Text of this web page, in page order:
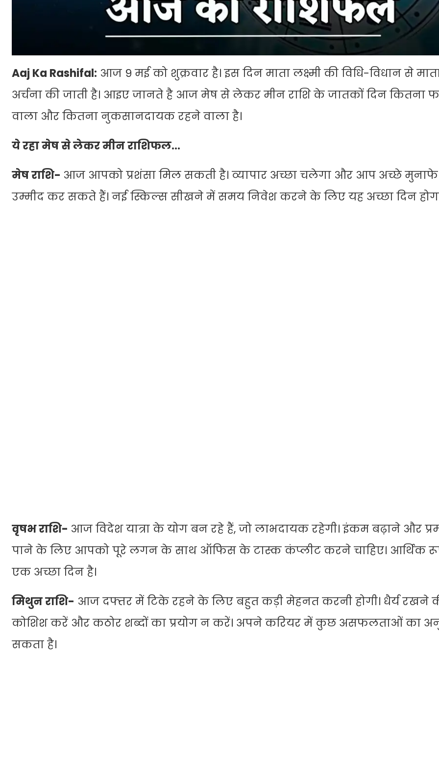
Aaj Ka Rashifal: आज 9 मई को शुक्रवार है। इस दिन माता लक्ष्मी की विधि-विधान से
अर्चना की जाती है। आइए जानते है आज मेष से लेकर मीन राशि के जातकों दिन कितना
वाला और कितना नुकसानदायक रहने वाला है।
ये रहा मेष से लेकर मीन राशिफल…
मेष राशि- आज आपको प्रशंसा मिल सकती है। व्यापार अच्छा चलेगा और आप अच्छे मुनाफे
उम्मीद कर सकते हैं। नई स्किल्स सीखने में समय निवेश करने के लिए यह अच्छा दिन
वृषभ राशि- आज विदेश यात्रा के योग बन रहे हैं, जो लाभदायक रहेगी। इंकम बढ़ाने और
पाने के लिए आपको पूरे लगन के साथ ऑफिस के टास्क कंप्लीट करने चाहिए। आर्थिक
एक अच्छा दिन है।
मिथुन राशि- आज दफ्तर में टिके रहने के लिए बहुत कड़ी मेहनत करनी होगी। धैर्य रखने
कोशिश करें और कठोर शब्दों का प्रयोग न करें। अपने करियर में कुछ असफलताओं का
सकता है।